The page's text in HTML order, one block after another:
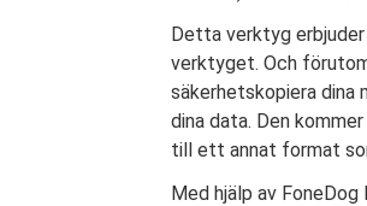
Detta verktyg
verktyget. Och
säkerhetskopiera dina
dina data. Den
till ett annat format
Med hjälp av